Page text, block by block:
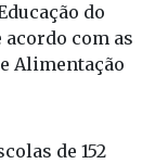
do
acordo com as
Alimentação
de 152